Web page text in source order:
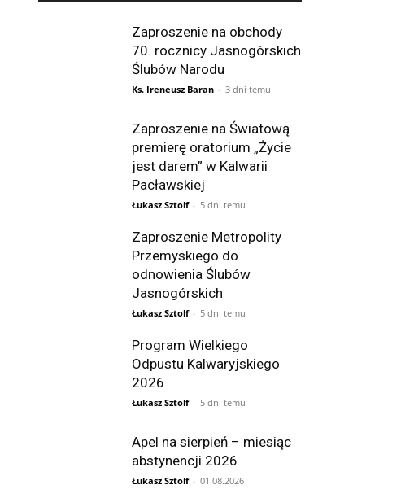
Zaproszenie na obchody
70. rocznicy Jasnogórskich
Ślubów Narodu
Ks. Ireneusz Baran - 3 dni temu
Zaproszenie na Światową
premierę oratorium „Życie
jest darem” w Kalwarii
Pacławskiej
Łukasz Sztolf - 5 dni temu
Zaproszenie Metropolity
Przemyskiego do
odnowienia Ślubów
Jasnogórskich
Łukasz Sztolf - 5 dni temu
Program Wielkiego
Odpustu Kalwaryjskiego
2026
Łukasz Sztolf - 5 dni temu
Apel na sierpień – miesiąc
abstynencji 2026
Łukasz Sztolf - 01.08.2026